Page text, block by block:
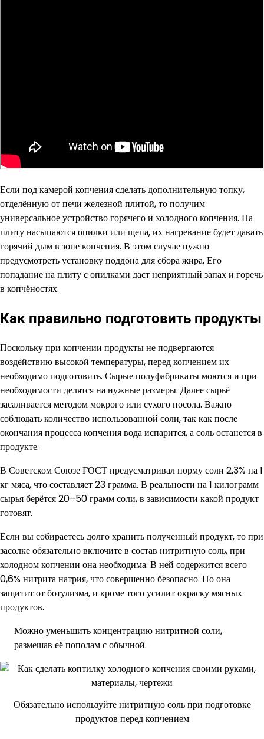
Если под камерой копчения сделать дополнительную топку,
отделённую от печи железной плитой, то получим
универсальное устройство горячего и холодного копчения. На
плиту насыпаются опилки или щепа, их нагревание будет давать
горячий дым в зоне копчения. В этом случае нужно
предусмотреть установку поддона для сбора жира. Его
попадание на плиту с опилками даст неприятный запах и горечь
в копчёностях.
Как правильно подготовить продукты
Поскольку при копчении продукты не подвергаются
воздействию высокой температуры, перед копчением их
необходимо подготовить. Сырые полуфабрикаты моются и при
необходимости делятся на нужные размеры. Далее сырьё
засаливается методом мокрого или сухого посола. Важно
соблюдать количество использованной соли, так как после
окончания процесса копчения вода испарится, а соль останется в
продукте.
В Советском Союзе ГОСТ предусматривал норму соли 2,3% на 1
кг мяса, что составляет 23 грамма. В реальности на 1 килограмм
сырья берётся 20–50 грамм соли, в зависимости какой продукт
готовят.
Если вы собираетесь долго хранить полученный продукт, то при
засолке обязательно включите в состав нитритную соль, при
холодном копчении она необходима. В ней содержится всего
0,6% нитрита натрия, что совершенно безопасно. Но она
защитит от ботулизма, и кроме того усилит окраску мясных
продуктов.
Можно уменьшить концентрацию нитритной соли,
размешав её пополам с обычной.
Обязательно используйте нитритную соль при подготовке
продуктов перед копчением